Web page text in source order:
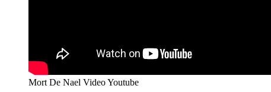
Mort De Nael Video Youtube